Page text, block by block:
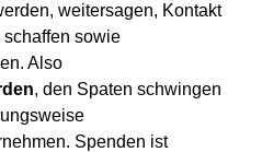
weitersagen, Kontakt
sowie
Also
, den Spaten schwingen
Spenden ist